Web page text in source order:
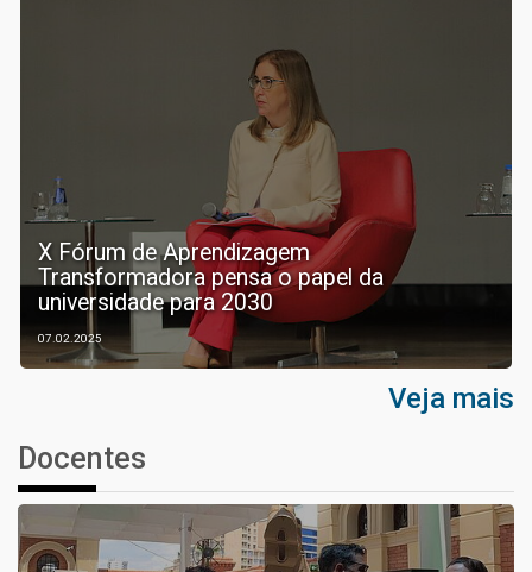
X Fórum de Aprendizagem
Transformadora pensa o papel da
universidade para 2030
07.02.2025
Veja mais
Docentes